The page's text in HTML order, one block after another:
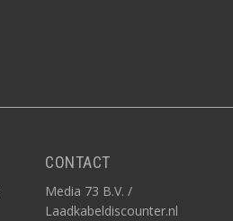
CONTACT
Media 73 B.V. /
Laadkabeldiscounter.nl